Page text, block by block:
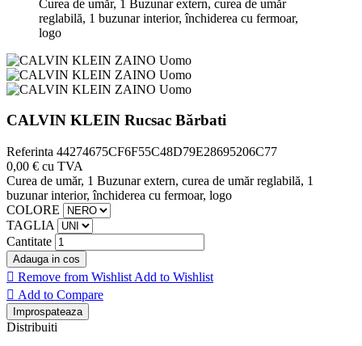
Curea de umăr, 1 Buzunar extern, curea de umăr
reglabilă, 1 buzunar interior, închiderea cu fermoar,
logo
CALVIN KLEIN Rucsac Bărbati
Referinta 44274675CF6F55C48D79E28695206C77
0,00 € cu TVA
Curea de umăr, 1 Buzunar extern, curea de umăr reglabilă, 1
buzunar interior, închiderea cu fermoar, logo
COLORE
TAGLIA
Cantitate
Adauga in cos
 Remove from Wishlist Add to Wishlist
 Add to Compare
Distribuiti